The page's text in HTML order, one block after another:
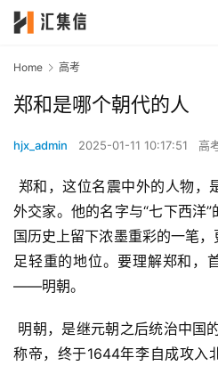
Home 高考
郑和是哪个朝代的人
hjx_admin 2025-01-11 10:17:51 高
外交家。他的名字与“七下西洋
国历史上留下浓墨重彩的一笔
足轻重的地位。要理解郑和，
——明朝。
称帝，终于1644年李自成攻入